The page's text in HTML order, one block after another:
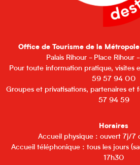
Office de Tourisme de la
Palais Rihour - Place
Pour toute information pratique, visites
59 57 94 00
Groupes et privatisations, partenaires et
57 94 59
Horaires
Accueil physique : ouvert 7j/7
Accueil téléphonique : tous les jours
17h30